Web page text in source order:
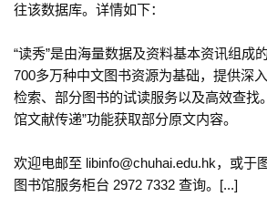
往该数据库。详情如下：
“读秀”是由海量数据及资料基本资讯组成
700多万种中文图书资源为基础，提供深
检索、部分图书的试读服务以及高效查找
馆文献传递”功能获取部分原文内容。
欢迎电邮至 libinfo@chuhai.edu.hk，或于
图书馆服务柜台 2972 7332 查询。[...]